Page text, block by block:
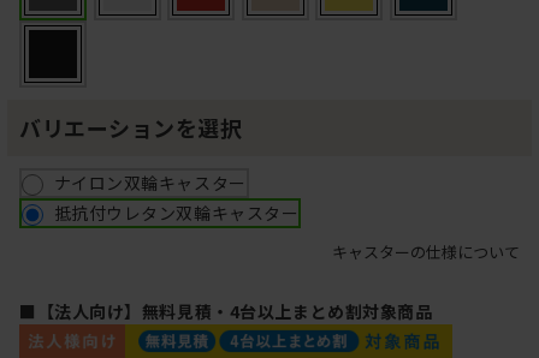
バリエーションを選択
ナイロン双輪キャスター
抵抗付ウレタン双輪キャスター
キャスターの仕様について
■【法人向け】無料見積・4台以上まとめ割対象商品